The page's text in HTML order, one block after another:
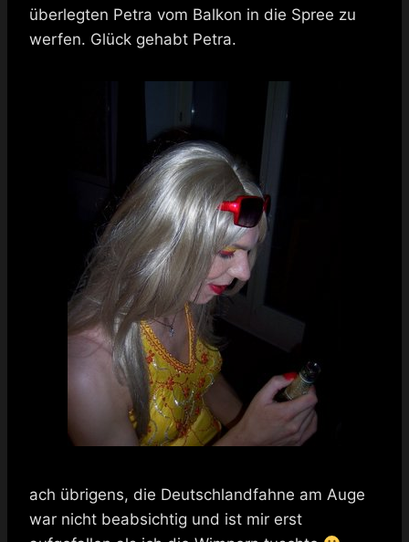
überlegten Petra vom Balkon in die Spree zu
werfen. Glück gehabt Petra.
ach übrigens, die Deutschlandfahne am Auge
war nicht beabsichtig und ist mir erst